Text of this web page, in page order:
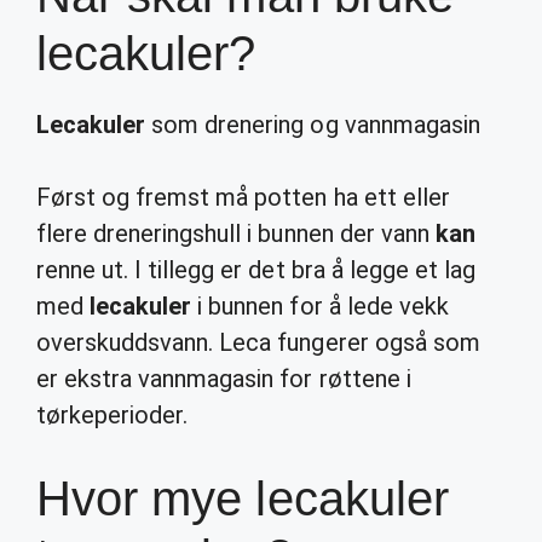
lecakuler?
Lecakuler som drenering og vannmagasin
Først og fremst må potten ha ett eller
flere dreneringshull i bunnen der vann kan
renne ut. I tillegg er det bra å legge et lag
med lecakuler i bunnen for å lede vekk
overskuddsvann. Leca fungerer også som
er ekstra vannmagasin for røttene i
tørkeperioder.
Hvor mye lecakuler